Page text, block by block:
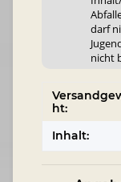
darf
nicht
ht:
Inhalt: